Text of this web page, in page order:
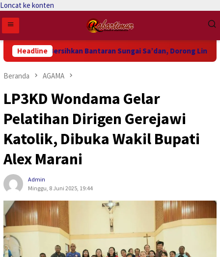
Loncat ke konten
Headline
Bersihkan Bantaran Sungai Sa’dan, Dorong Lingkungan
Beranda AGAMA
LP3KD Wondama Gelar
Pelatihan Dirigen Gerejawi
Katolik, Dibuka Wakil Bupati
Alex Marani
Admin
Minggu, 8 Juni 2025, 19:44